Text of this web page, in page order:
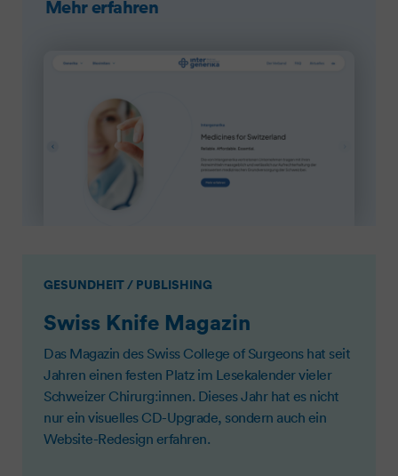
Mehr erfahren
GESUNDHEIT / PUBLISHING
Swiss Knife Magazin
Das Magazin des Swiss College of Surgeons hat seit
Jahren einen festen Platz im Lesekalender vieler
Schweizer Chirurg:innen. Dieses Jahr hat es nicht
nur ein visuelles CD-Upgrade, sondern auch ein
Website-Redesign erfahren.